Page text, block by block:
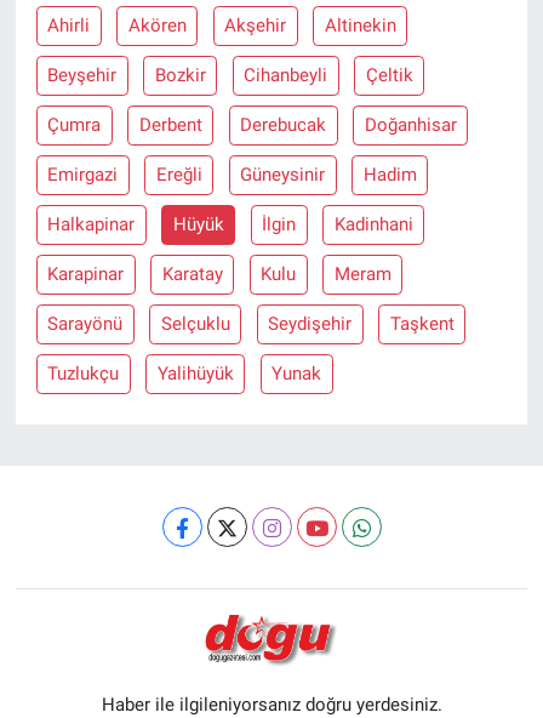
Ahirli Akören Akşehir Altinekin
Beyşehir Bozkir Cihanbeyli Çeltik
Çumra Derbent Derebucak Doğanhisar
Emirgazi Ereğli Güneysinir Hadim
Halkapinar Hüyük İlgin Kadinhani
Karapinar Karatay Kulu Meram
Sarayönü Selçuklu Seydişehir Taşkent
Tuzlukçu Yalihüyük Yunak
Haber ile ilgileniyorsanız doğru yerdesiniz.